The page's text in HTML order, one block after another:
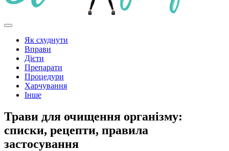
Як схуднути
Вправи
Дієти
Препарати
Процедури
Харчування
Інше
Трави для очищення організму:
списки, рецепти, правила
застосування